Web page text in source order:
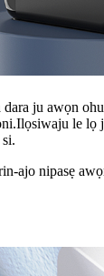
ju awọn
le
nipasẹ